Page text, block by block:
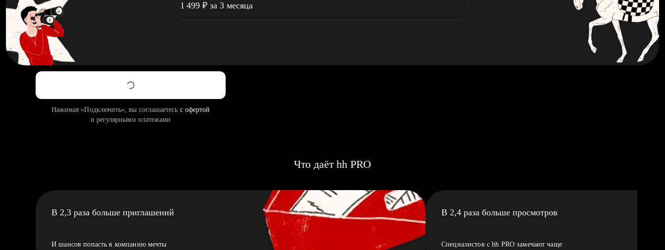
1 499 ₽ за 3 месяца
Нажимая «Подключить», вы соглашаетесь с офертой
и регулярными платежами
Что даёт hh PRO
В 2,3 раза больше приглашений
И шансов попасть в компанию мечты
В 2,4 раза больше просмотров
Специалистов с hh PRO замечают чаще